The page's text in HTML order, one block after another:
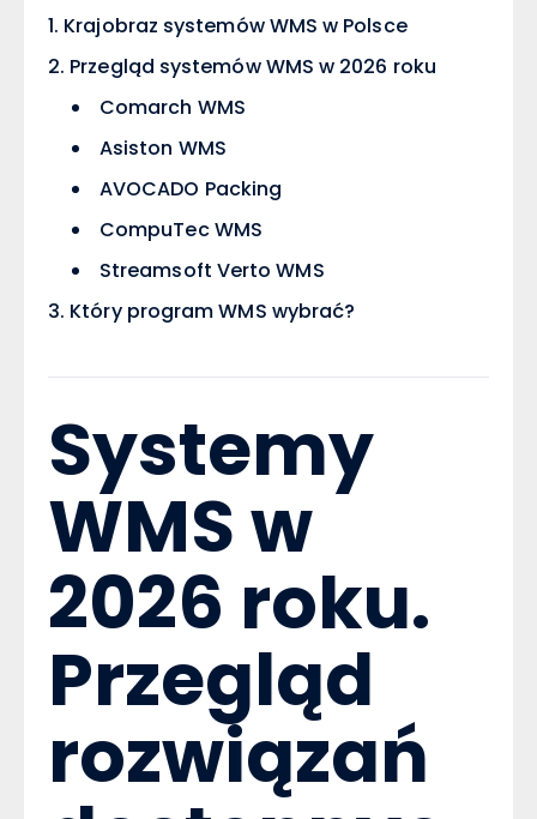
Krajobraz systemów WMS w Polsce
Przegląd systemów WMS w 2026 roku
Comarch WMS
Asiston WMS
AVOCADO Packing
CompuTec WMS
Streamsoft Verto WMS
Który program WMS wybrać?
Systemy
WMS w
2026 roku.
Przegląd
rozwiązań